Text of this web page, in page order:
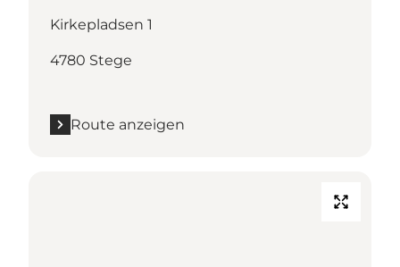
Kirkepladsen 1
4780 Stege
Route anzeigen